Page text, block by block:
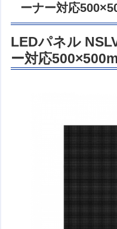
ーナー対応
LEDパネル
ー対応